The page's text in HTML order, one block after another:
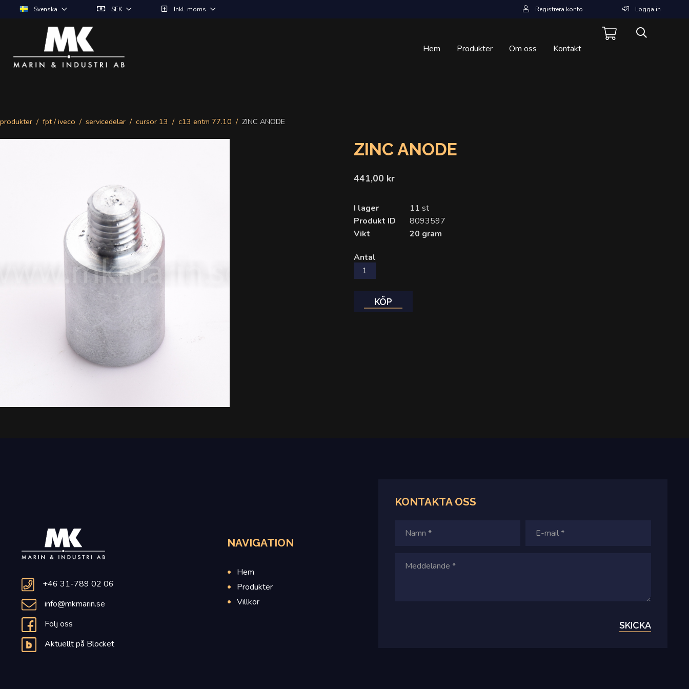
Svenska SEK Inkl. moms Registrera konto Logga in
Hem Produkter Om oss Kontakt
produkter fpt / iveco servicedelar cursor 13 c13 entm 77.10 ZINC ANODE
ZINC ANODE
441,00 kr
I lager
11 st
Produkt ID
8093597
Vikt
20 gram
Antal
KÖP
+46 31-789 02 06
info@mkmarin.se
Följ oss
Aktuellt på Blocket
NAVIGATION
Hem
Produkter
Villkor
KONTAKTAOSS
SKICKA